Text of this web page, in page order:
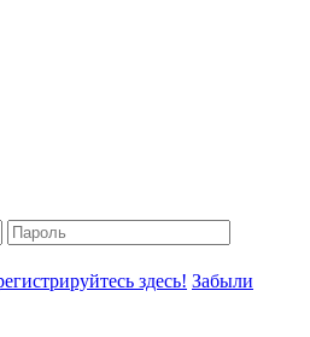
здесь! Забыли